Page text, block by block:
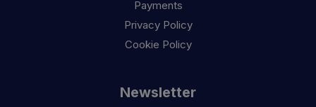
Payments
Privacy Policy
Cookie Policy
Newsletter